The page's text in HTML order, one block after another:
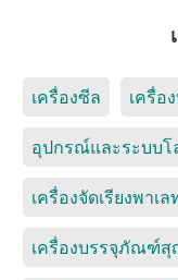
เครื่องซีล เครื่อ
อุปกรณ์และระบบโ
เครื่องจัดเรียงพาเล
เครื่องบรรจุภัณฑ์